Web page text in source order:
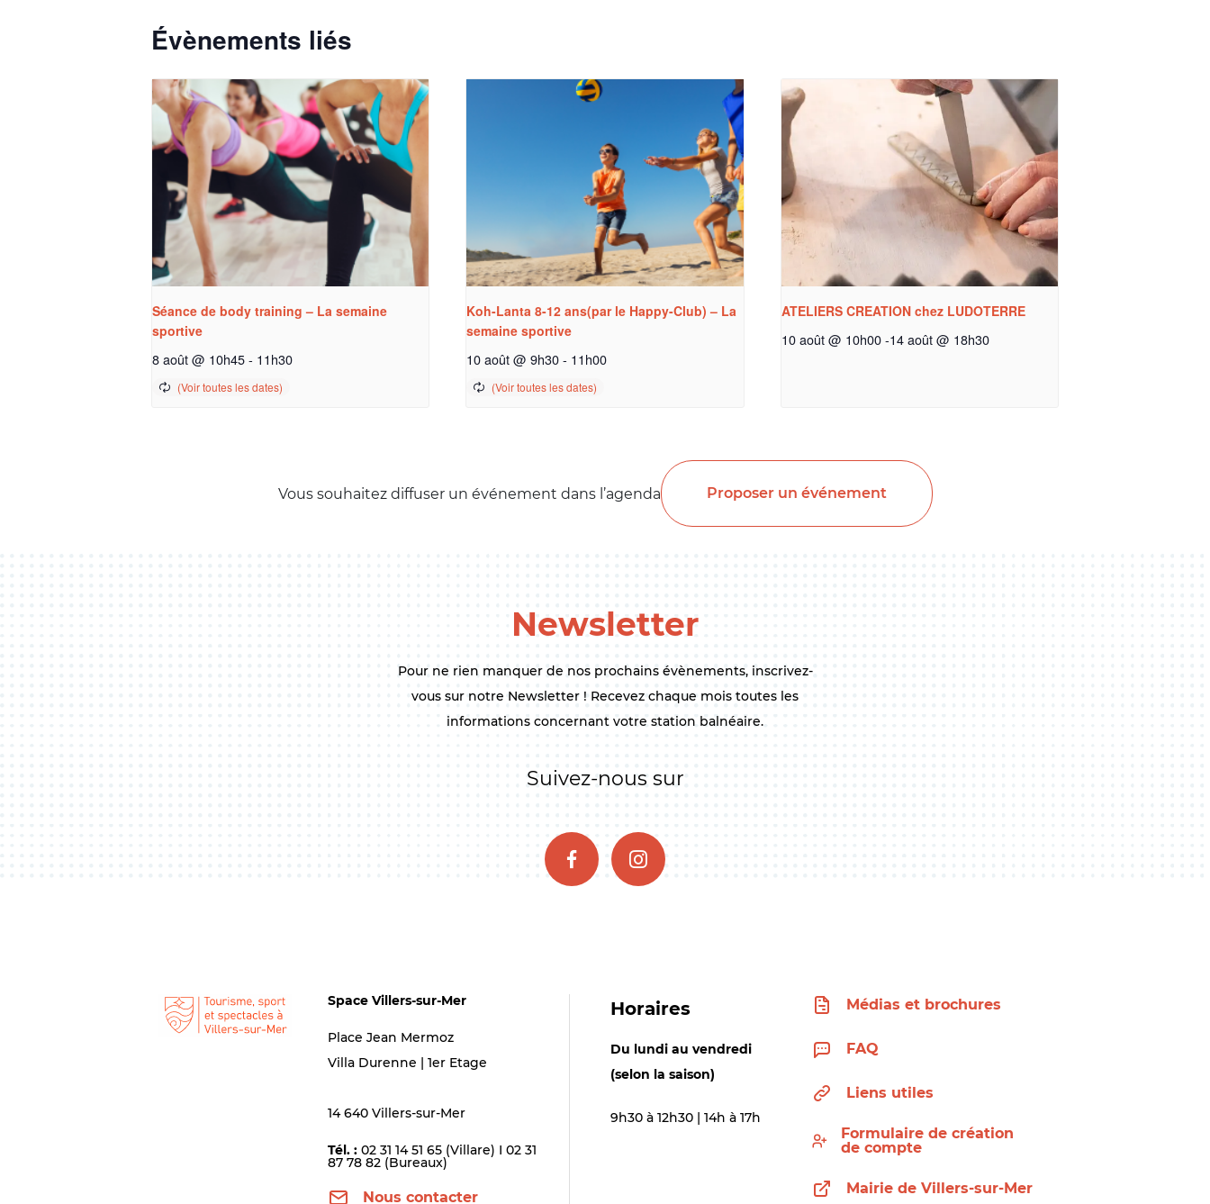
Évènements liés
Séance de body training – La semaine
sportive
8 août @ 10h45- 11h30
Koh-Lanta 8-12 ans(par le Happy-Club) – La
semaine sportive
10 août @ 9h30 - 11h00
ATELIERS CREATION chez LUDOTERRE
10 août @ 10h00-14 août @ 18h30
Vous souhaitez diffuser un événement dans l’agenda Proposer un événement
Newsletter
Pour ne rien manquer de nos prochains évènements, inscrivez-
vous sur notre Newsletter ! Recevez chaque mois toutes les
informations concernant votre station balnéaire.
Suivez-nous sur
Space Villers-sur-Mer
Place Jean Mermoz
Villa Durenne | 1er Etage
14 640 Villers-sur-Mer
Tél. : 02 31 14 51 65 (Villare) I 02 31
87 78 82 (Bureaux)
Nous contacter
Horaires
Du lundi au vendredi
(selon la saison)
9h30 à 12h30 | 14h à 17h
Médias et brochures
FAQ
Liens utiles
Formulaire de création
de compte
Mairie de Villers-sur-Mer